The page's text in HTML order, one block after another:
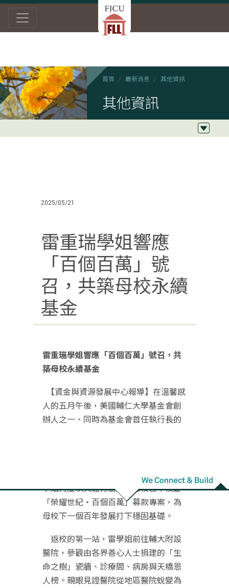
首頁 最新消息 其他資訊
其他資訊
2025/05/21
雷重瑞學姐響應
「百個百萬」號
召，共築母校永續
基金
雷重瑞學姐響應「百個百萬」號召，共
築母校永續基金
【資金與資源發展中心報導】在溫馨感
人的五月午後，美國輔仁大學基金會創
辦人之一、同時為基金會首任執行長的
學姐再度以具體行動支持母校百年校慶
「榮耀世紀‧百個百萬」募款專案，為
母校下一個百年發展打下穩固基礎。
返校的第一站，雷學姐前往輔大附設
醫院，參觀由各界善心人士捐建的「生
命之樹」瓷牆、診療間、病房與天橋恩
人榜。親眼見證醫院從地區醫院蛻變為